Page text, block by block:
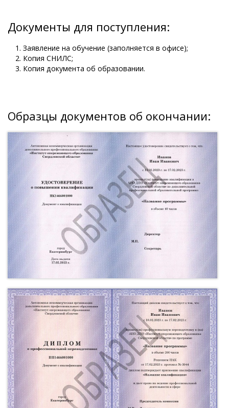
Документы для поступления:
Заявление на обучение (заполняется в офисе);
Копия СНИЛС;
Копия документа об образовании.
Образцы документов об окончании: